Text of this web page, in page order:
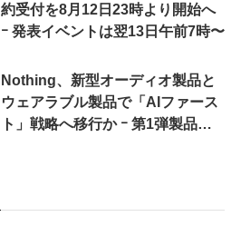
約受付を8月12日23時より開始へ
ｰ 発表イベントは翌13日午前7時〜
Nothing、新型オーディオ製品と
ウェアラブル製品で「AIファース
ト」戦略へ移行か ｰ 第1弾製品は